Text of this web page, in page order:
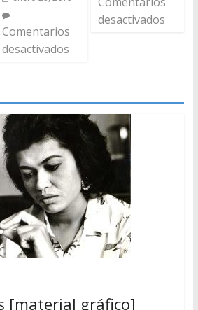
Comentarios
desactivados
desactivados
[material gráfico]